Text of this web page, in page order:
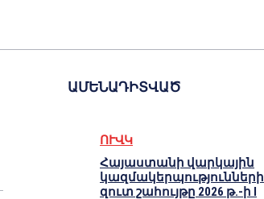
ԱՄԵՆԱԴԻՏՎԱԾ
ՈՒՎԿ
Հայաստանի վարկային
կազմակերպությունների
զուտ շահույթը 2026 թ.-ի I